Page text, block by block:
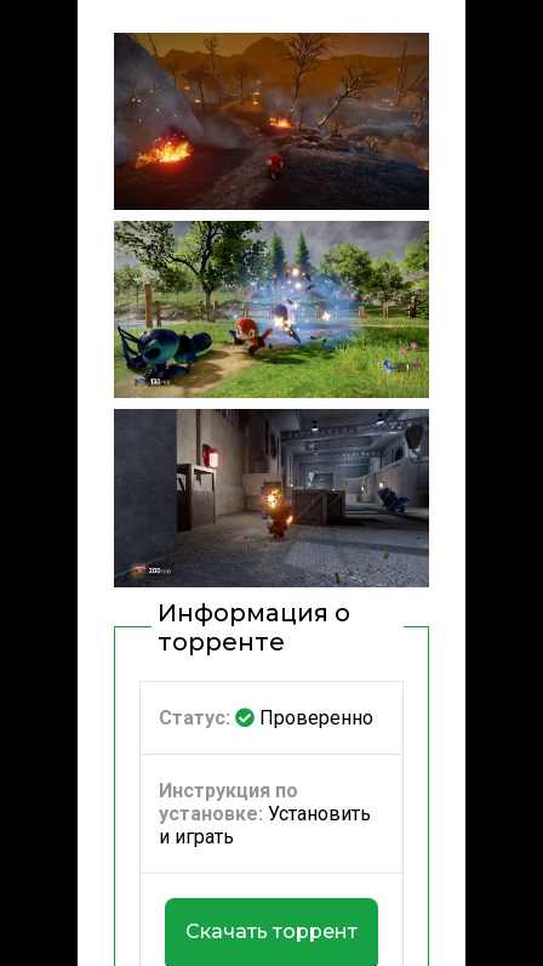
Информация о
торренте
Статус: Проверенно
Инструкция по
установке: Установить
и играть
Скачать торрент